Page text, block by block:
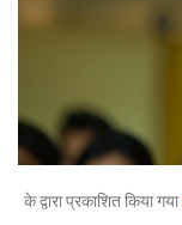
के द्वारा प्रकाशित किया गया